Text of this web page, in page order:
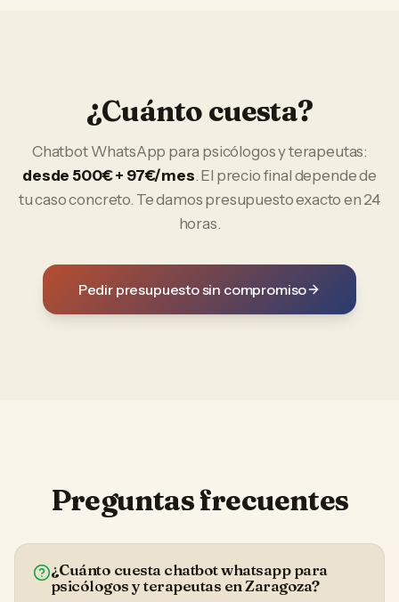
¿Cuánto cuesta?
Chatbot WhatsApp para psicólogos y terapeutas:
desde 500€ + 97€/mes. El precio final depende de
tu caso concreto. Te damos presupuesto exacto en 24
horas.
Pedir presupuesto sin compromiso
Preguntas frecuentes
¿Cuánto cuesta chatbot whatsapp para
psicólogos y terapeutas en Zaragoza?